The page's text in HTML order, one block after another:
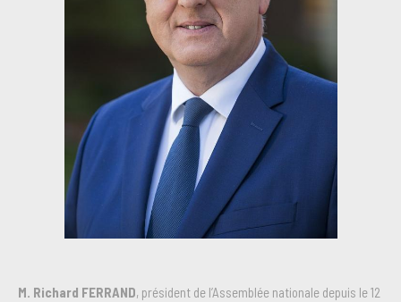
M. Richard FERRAND, président de l’Assemblée nationale depuis le 12